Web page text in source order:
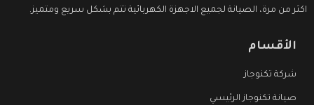
اكثر من مرة، الصيانة لجميع الاجهزة الكهربائية تتم بشكل سريع ومتميز.
الأقسام
شركة تكنوجاز
صيانة تكنوجاز الرئيسي